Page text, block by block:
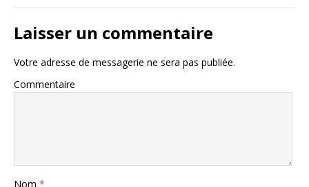
Laisser un commentaire
Votre adresse de messagerie ne sera pas publiée.
Commentaire
Nom *